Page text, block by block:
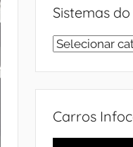
Sistemas
Sistemas
Carros